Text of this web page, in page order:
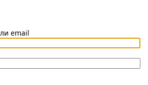
email